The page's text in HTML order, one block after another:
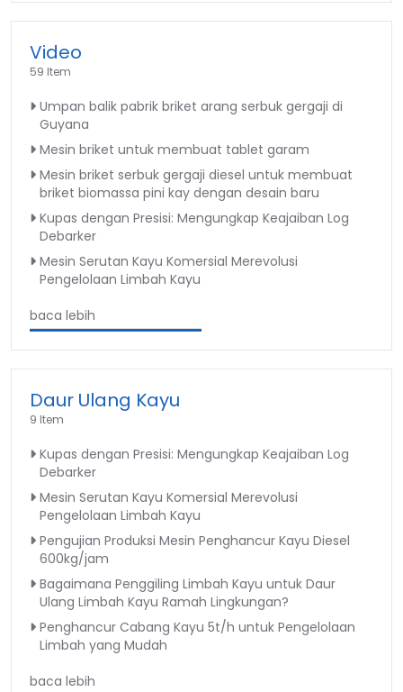
Video
59 Item
Umpan balik pabrik briket arang serbuk gergaji di
Guyana
Mesin briket untuk membuat tablet garam
Mesin briket serbuk gergaji diesel untuk membuat
briket biomassa pini kay dengan desain baru
Kupas dengan Presisi: Mengungkap Keajaiban Log
Debarker
Mesin Serutan Kayu Komersial Merevolusi
Pengelolaan Limbah Kayu
baca lebih
Daur Ulang Kayu
9 Item
Kupas dengan Presisi: Mengungkap Keajaiban Log
Debarker
Mesin Serutan Kayu Komersial Merevolusi
Pengelolaan Limbah Kayu
Pengujian Produksi Mesin Penghancur Kayu Diesel
600kg/jam
Bagaimana Penggiling Limbah Kayu untuk Daur
Ulang Limbah Kayu Ramah Lingkungan?
Penghancur Cabang Kayu 5t/h untuk Pengelolaan
Limbah yang Mudah
baca lebih